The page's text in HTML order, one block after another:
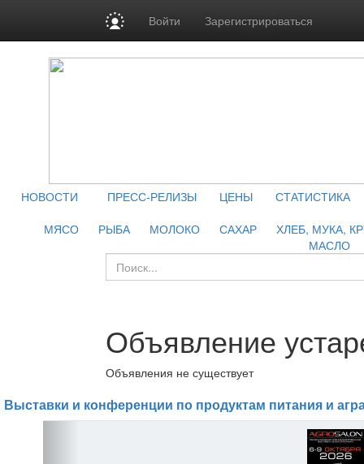
Войти Зарегистрироваться
НОВОСТИ ПРЕСС-РЕЛИЗЫ ЦЕНЫ
СТАТИСТИКА
МЯСО
РЫБА МОЛОКО САХАР
ХЛЕБ, МУКА,
МАСЛО
Объявление
Объявления не существует
Выставки и конференции по продуктам питания и